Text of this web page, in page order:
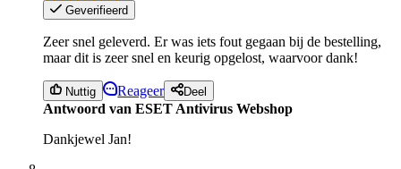
Geverifieerd
Zeer snel geleverd. Er was iets fout gegaan bij de bestelling,
maar dit is zeer snel en keurig opgelost, waarvoor dank!
Nuttig Reageer Deel
Antwoord van ESET Antivirus Webshop
Dankjewel Jan!